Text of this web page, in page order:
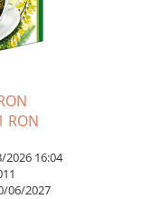
RON
2026 16:04
06/2027